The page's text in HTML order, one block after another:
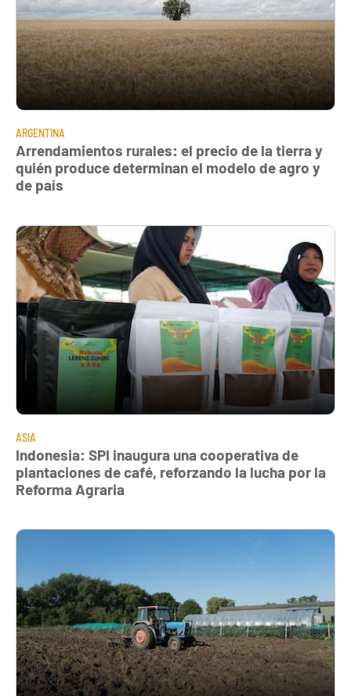
ARGENTINA
Arrendamientos rurales: el precio de la tierra y
quién produce determinan el modelo de agro y
de país
ASIA
Indonesia: SPI inaugura una cooperativa de
plantaciones de café, reforzando la lucha por la
Reforma Agraria